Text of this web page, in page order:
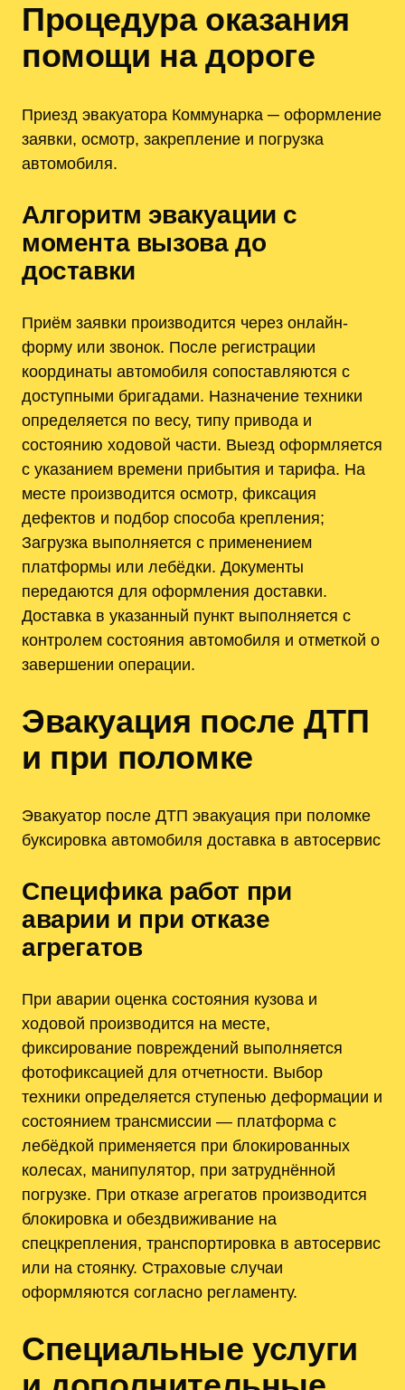
Процедура оказания
помощи на дороге
Приезд эвакуатора Коммунарка ─ оформление
заявки, осмотр, закрепление и погрузка
автомобиля.
Алгоритм эвакуации с
момента вызова до
доставки
Приём заявки производится через онлайн-
форму или звонок. После регистрации
координаты автомобиля сопоставляются с
доступными бригадами. Назначение техники
определяется по весу, типу привода и
состоянию ходовой части. Выезд оформляется
с указанием времени прибытия и тарифа. На
месте производится осмотр, фиксация
дефектов и подбор способа крепления;
Загрузка выполняется с применением
платформы или лебёдки. Документы
передаются для оформления доставки.
Доставка в указанный пункт выполняется с
контролем состояния автомобиля и отметкой о
завершении операции.
Эвакуация после ДТП
и при поломке
Эвакуатор после ДТП эвакуация при поломке
буксировка автомобиля доставка в автосервис
Специфика работ при
аварии и при отказе
агрегатов
При аварии оценка состояния кузова и
ходовой производится на месте,
фиксирование повреждений выполняется
фотофиксацией для отчетности. Выбор
техники определяется ступенью деформации и
состоянием трансмиссии — платформа с
лебёдкой применяется при блокированных
колесах, манипулятор, при затруднённой
погрузке. При отказе агрегатов производится
блокировка и обездвиживание на
спецкрепления, транспортировка в автосервис
или на стоянку. Страховые случаи
оформляются согласно регламенту.
Специальные услуги